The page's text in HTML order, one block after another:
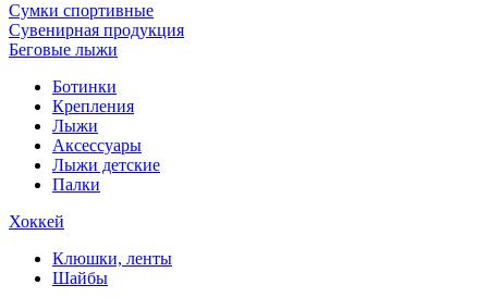
Сумки спортивные
Сувенирная продукция
Беговые лыжи
Ботинки
Крепления
Лыжи
Аксессуары
Лыжи детские
Палки
Хоккей
Клюшки, ленты
Шайбы